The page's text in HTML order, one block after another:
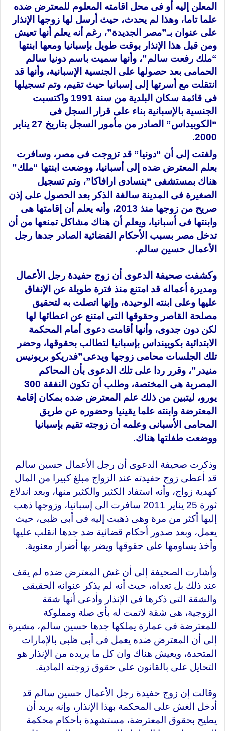
المعلن إليه أو فى محل اقامته المعلوم للمعترض ضده
علما تاما، وهذا لم يحدث، حيث أرسل لها زوجها الإنذار
على عنوان بـ”مصر الجديدة”، رغم أنه يعلم أنها تعيش
ومن قبل هذا الإنذار بوقت طويل بإسبانيا ومعها ابنتها
“ملك رفعت سالم”، وأنها سميت باسم دونيا سالم
الحمامى بعد حصولها على الجنسية الإسبانية، وأنها قد
انتقلت مع أسرتها إلى إسبانيا حيث تقيم، وتم تسجيلها
فى قائمة سكان البلدية من سنة 1991 واكتسبت
الجنسية بالإسبانية بناء على قرار السجل فى
“الكوبيداس” الصادر من مأمور السجل بتاريخ 27 يناير
2000.
ولفتت إلى أن “دونيا” قد تزوجت فى مصر، وسافرت
بعلم المعترض ضده إلى أسبانيا، ووضعت ابنتها “ملك”
هناك بمستشفى “بنسادى ارافاكا”، وتم تسجيل
الصغيرة فى المدينة سالفة الذكر بعد الحصول على إذن
صريح من زوجها منذ 2013، وأنه يعلم أن إقامتها هى
وابنتها فى أسبانيا، ويعلم أن هناك مشاكل تمنعها من أن
تدخل مصر بسبب الأحكام القضائية الصادر جدها رجل
الأعمال حسين سالم.
وكشفت صحيفة الدعوى أن زوج حفيدة رجل الأعمال
ومديرة أعماله قد امتنع منذ فترة طويلة عن الإنفاق
عليها وعلى ابنته الوحيدة، وإنها اتصلت به لتحقيق
مصلحة القاصر وحقوقها التى امتنع عن اعطائها لها
لكن دون جدوى، وأنها أقامت دعوى أمام المحكمة
الابتدائية بكويينداس بإسبانيا لتطالب بحقوقها، وحضر
تلك الجلسات محامى زوجها ويدعى”فدريكو بريونيس
منيدر”، وقرر ردا على تلك الدعوى بأن المحاكم
المصرية هى المختصة، وطلب أن تكون النفقة 300
يورو، ليتبين من ذلك علم المعترض ضده بمكان إقامة
المعترضة وابنته علما يقينيا وحضوره عن طريق
المحامى الأسبانى وعلمه أن زوجته تقيم بإسبانيا
ووضعت طفلتها هناك.
وذكرت صحيفة الدعوى أن رجل الأعمال حسين سالم
قد أعطى زوج حفيدته عند الزواج مبلغ كبيرا من المال
كهدية زواج، وأنه استفاد الكثير والكثير منها، وبعد اندلاع
ثورة 25 يناير 2011 سافرت الى إسبانيا، وزوجها ذهب
إليها أكثر من مرة وهى ذهبت إليه فى أبى ظبى، حيث
يعمل، وبعد صدور أحكام قضائية ضد جدها انقلب عليها
وأخذ يساومها على حقوقها ويضر بها أضرار معنوية.
وأشارت الصحيفة إلى أن غش المعترض ضده لم يقف
عند ذلك بل تعداه، حيث أنه لم يذكر عنوانه الحقيقى
والشقة التى ذكرها فى الإنذار وأدعى أنها شقة
الزوجية، هى شقة لاتمت له بأى صلة ومملوكة
للمعترضة فى عمارة يملكها جدها حسين سالم، مشيرة
إلى أن المعترض ضده يعمل فى أبى ظبى بالإمارات
المتحدة، ويعيش هناك وان كل ما يريده من الإنذار هو
التحايل على بالقانون على حقوق زوجته المادية.
وقالت إن زوج حفيدة رجل الأعمال حسين سالم قد
أدخل الغش على المحكمة بهذا الإنذار، وإنه يريد أن
يطيح بحقوق المعترضة، مستشهدة بأحكام محكمة